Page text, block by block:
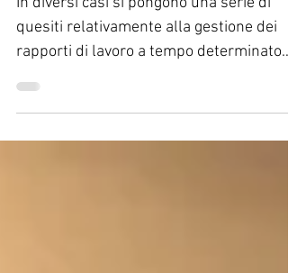
somministrazione
In diversi casi si pongono una serie di